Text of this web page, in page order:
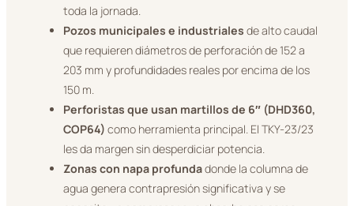
toda la jornada.
Pozos municipales e industriales de alto caudal
que requieren diámetros de perforación de 152 a
203 mm y profundidades reales por encima de los
150 m.
Perforistas que usan martillos de 6″ (DHD360,
COP64) como herramienta principal. El TKY-23/23
les da margen sin desperdiciar potencia.
Zonas con napa profundadonde la columna de
agua genera contrapresión significativa y se